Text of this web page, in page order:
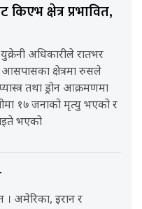
क्षेत्र प्रभावित,
अधिकारीले रातभर
क्षेत्रमा रुसले
तथा ड्रोन आक्रमणमा
१७ जनाको मृत्यु भएको र
भएको
। अमेरिका, इरान र